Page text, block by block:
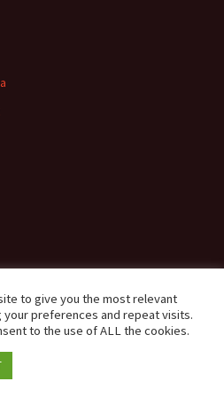
üzemeltető: WordPress
to give you the most relevant
preferences and repeat visits.
to the use of ALL the cookies.